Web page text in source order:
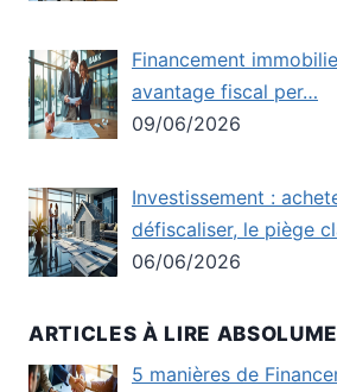
Financement
avantage fiscal per…
09/06/2026
Investissement :
défiscaliser, le piège
06/06/2026
ARTICLES À LIRE
5 manières de